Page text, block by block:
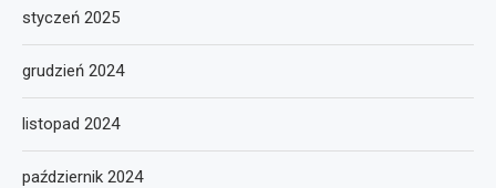
styczeń 2025
grudzień 2024
listopad 2024
październik 2024